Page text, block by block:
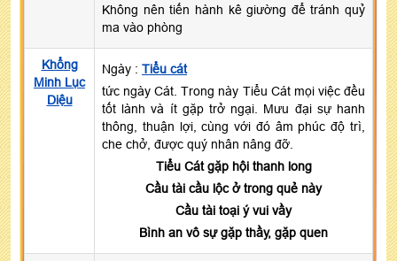
Không nên tiến hành kê giường để tránh quỷ
ma vào phòng
Khổng
Minh Lục
Diệu
Ngày : Tiểu cát
tức ngày Cát. Trong này Tiểu Cát mọi việc đều
tốt lành và ít gặp trở ngại. Mưu đại sự hanh
thông, thuận lợi, cùng với đó âm phúc độ trì,
che chở, được quý nhân nâng đỡ.
Tiểu Cát gặp hội thanh long
Cầu tài cầu lộc ở trong quẻ này
Cầu tài toại ý vui vầy
Bình an vô sự gặp thầy, gặp quen